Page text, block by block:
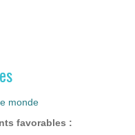
monde
favorables :